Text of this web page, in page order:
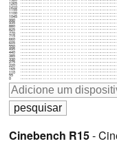
0
55
110
165
220
275
330
385
440
495
550
605
660
715
770
825
880
935
990
1045
1100
1155
1210
1265
Cinebench R15-